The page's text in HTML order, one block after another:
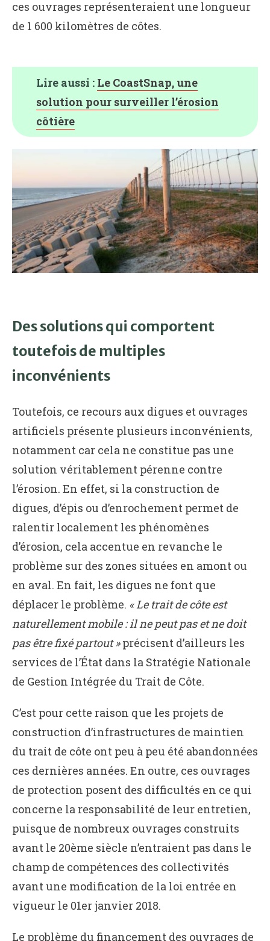
ces ouvrages représenteraient une longueur
de 1 600 kilomètres de côtes.
Lire aussi : Le CoastSnap, une
solution pour surveiller l’érosion
côtière
Des solutions qui comportent
toutefois de multiples
inconvénients
Toutefois, ce recours aux digues et ouvrages
artificiels présente plusieurs inconvénients,
notamment car cela ne constitue pas une
solution véritablement pérenne contre
l’érosion. En effet, si la construction de
digues, d’épis ou d’enrochement permet de
ralentir localement les phénomènes
d’érosion, cela accentue en revanche le
problème sur des zones situées en amont ou
en aval. En fait, les digues ne font que
déplacer le problème. « Le trait de côte est
naturellement mobile : il ne peut pas et ne doit
pas être fixé partout »précisent d’ailleurs les
services de l’État dans la Stratégie Nationale
de Gestion Intégrée du Trait de Côte.
C’est pour cette raison que les projets de
construction d’infrastructures de maintien
du trait de côte ont peu à peu été abandonnées
ces dernières années. En outre, ces ouvrages
de protection posent des difficultés en ce qui
concerne la responsabilité de leur entretien,
puisque de nombreux ouvrages construits
avant le 20ème siècle n’entraient pas dans le
champ de compétences des collectivités
avant une modification de la loi entrée en
vigueur le 01er janvier 2018.
Le problème du financement des ouvrages de